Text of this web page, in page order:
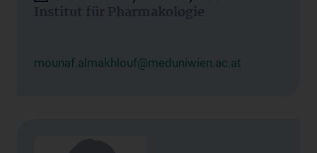
Institut für Pharmakologie
mounaf.almakhlouf@meduniwien.ac.at